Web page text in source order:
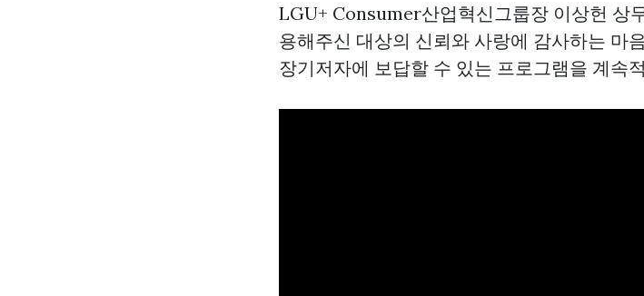
LGU+ Consumer산업혁신그룹장 이상헌 상
용해주신 대상의 신뢰와 사랑에 감사하는 마
장기저자에 보답할 수 있는 프로그램을 계속